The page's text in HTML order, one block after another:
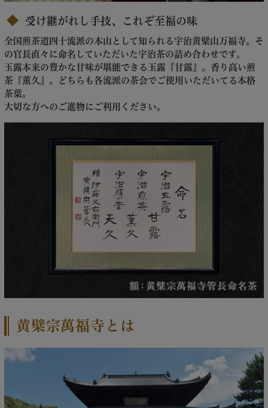
受け継がれし手技、これぞ至福の味
全国煎茶道四十流派の本山として知られる宇治黄檗山万福寺。そ
の官長直々に命名していただいた宇治茶の詰め合わせです。
玉露本来の豊かな甘味が堪能できる玉露『甘露』。香り高い煎
茶『薫久』。どちらも各流派の茶会でご使用いただいてる本格
茶葉。
大切な方へのご進物にご利用ください。
黄檗宗萬福寺とは